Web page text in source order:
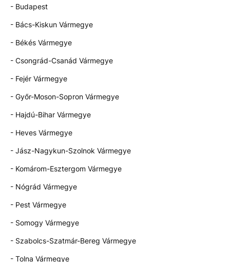
- Budapest
- Bács-Kiskun Vármegye
- Békés Vármegye
- Csongrád-Csanád Vármegye
- Fejér Vármegye
- Győr-Moson-Sopron Vármegye
- Hajdú-Bihar Vármegye
- Heves Vármegye
- Jász-Nagykun-Szolnok Vármegye
- Komárom-Esztergom Vármegye
- Nógrád Vármegye
- Pest Vármegye
- Somogy Vármegye
- Szabolcs-Szatmár-Bereg Vármegye
- Tolna Vármegye